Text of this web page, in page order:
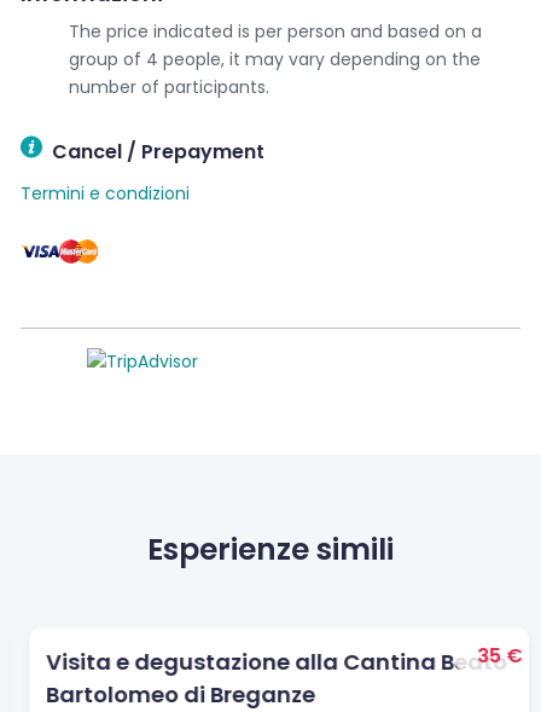
The price indicated is per person and based on a
group of 4 people, it may vary depending on the
number of participants.
Cancel / Prepayment
Termini e condizioni
Esperienze simili
35 €